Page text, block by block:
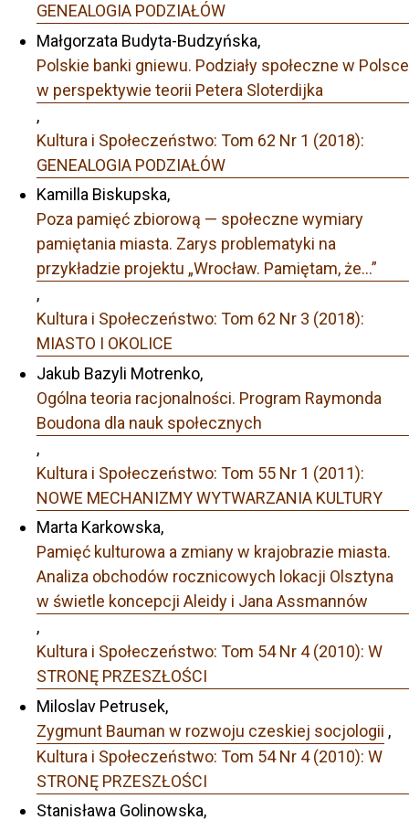
GENEALOGIA PODZIAŁÓW
Małgorzata Budyta-Budzyńska,
Polskie banki gniewu. Podziały społeczne w Polsce
w perspektywie teorii Petera Sloterdijka
,
Kultura i Społeczeństwo: Tom 62 Nr 1 (2018):
GENEALOGIA PODZIAŁÓW
Kamilla Biskupska,
Poza pamięć zbiorową — społeczne wymiary
pamiętania miasta. Zarys problematyki na
przykładzie projektu „Wrocław. Pamiętam, że…”
,
Kultura i Społeczeństwo: Tom 62 Nr 3 (2018):
MIASTO I OKOLICE
Jakub Bazyli Motrenko,
Ogólna teoria racjonalności. Program Raymonda
Boudona dla nauk społecznych
,
Kultura i Społeczeństwo: Tom 55 Nr 1 (2011):
NOWE MECHANIZMY WYTWARZANIA KULTURY
Marta Karkowska,
Pamięć kulturowa a zmiany w krajobrazie miasta.
Analiza obchodów rocznicowych lokacji Olsztyna
w świetle koncepcji Aleidy i Jana Assmannów
,
Kultura i Społeczeństwo: Tom 54 Nr 4 (2010): W
STRONĘ PRZESZŁOŚCI
Miloslav Petrusek,
Zygmunt Bauman w rozwoju czeskiej socjologii ,
Kultura i Społeczeństwo: Tom 54 Nr 4 (2010): W
STRONĘ PRZESZŁOŚCI
Stanisława Golinowska,